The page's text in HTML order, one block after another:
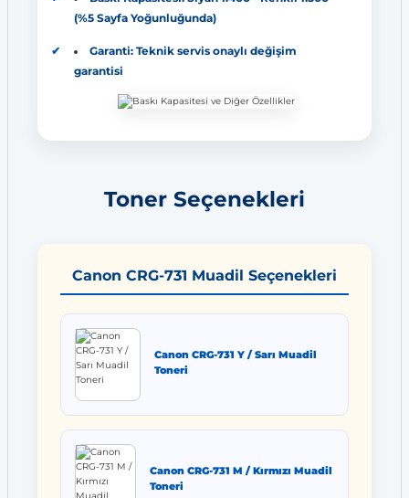
(%5 Sayfa Yoğunluğunda)
Garanti: Teknik servis onaylı değişim
garantisi
Toner Seçenekleri
Canon CRG-731 Muadil Seçenekleri
Canon CRG-731 Y / Sarı Muadil
Toneri
Canon CRG-731 M / Kırmızı Muadil
Toneri